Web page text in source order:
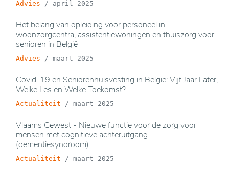
Advies / april 2025
Het belang van opleiding voor personeel in
woonzorgcentra, assistentiewoningen en thuiszorg voor
senioren in België
Advies / maart 2025
Covid-19 en Seniorenhuisvesting in België: Vijf Jaar Later,
Welke Les en Welke Toekomst?
Actualiteit / maart 2025
Vlaams Gewest - Nieuwe functie voor de zorg voor
mensen met cognitieve achteruitgang
(dementiesyndroom)
Actualiteit / maart 2025